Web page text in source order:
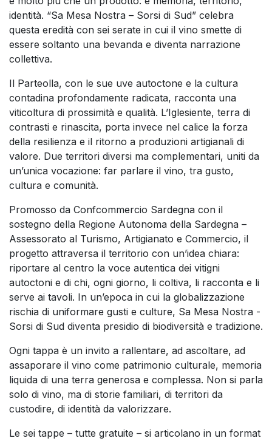
identità. “Sa Mesa Nostra – Sorsi di Sud” celebra
questa eredità con sei serate in cui il vino smette di
essere soltanto una bevanda e diventa narrazione
collettiva.
Il Parteolla, con le sue uve autoctone e la cultura
contadina profondamente radicata, racconta una
viticoltura di prossimità e qualità. L’Iglesiente, terra di
contrasti e rinascita, porta invece nel calice la forza
della resilienza e il ritorno a produzioni artigianali di
valore. Due territori diversi ma complementari, uniti da
un’unica vocazione: far parlare il vino, tra gusto,
cultura e comunità.
Promosso da Confcommercio Sardegna con il
sostegno della Regione Autonoma della Sardegna –
Assessorato al Turismo, Artigianato e Commercio, il
progetto attraversa il territorio con un’idea chiara:
riportare al centro la voce autentica dei vitigni
autoctoni e di chi, ogni giorno, li coltiva, li racconta e li
serve ai tavoli. In un’epoca in cui la globalizzazione
rischia di uniformare gusti e culture, Sa Mesa Nostra -
Sorsi di Sud diventa presidio di biodiversità e tradizione.
Ogni tappa è un invito a rallentare, ad ascoltare, ad
assaporare il vino come patrimonio culturale, memoria
liquida di una terra generosa e complessa. Non si parla
solo di vino, ma di storie familiari, di territori da
custodire, di identità da valorizzare.
Le sei tappe – tutte gratuite – si articolano in un format